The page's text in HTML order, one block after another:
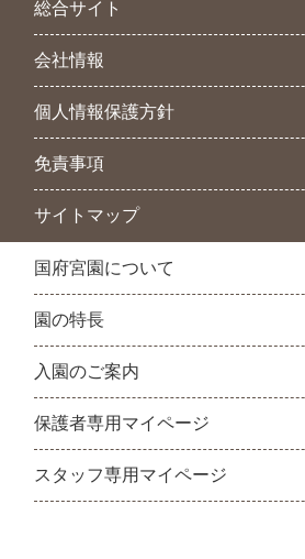
総合サイト
会社情報
個人情報保護方針
免責事項
サイトマップ
国府宮園について
園の特長
入園のご案内
保護者専用マイページ
スタッフ専用マイページ